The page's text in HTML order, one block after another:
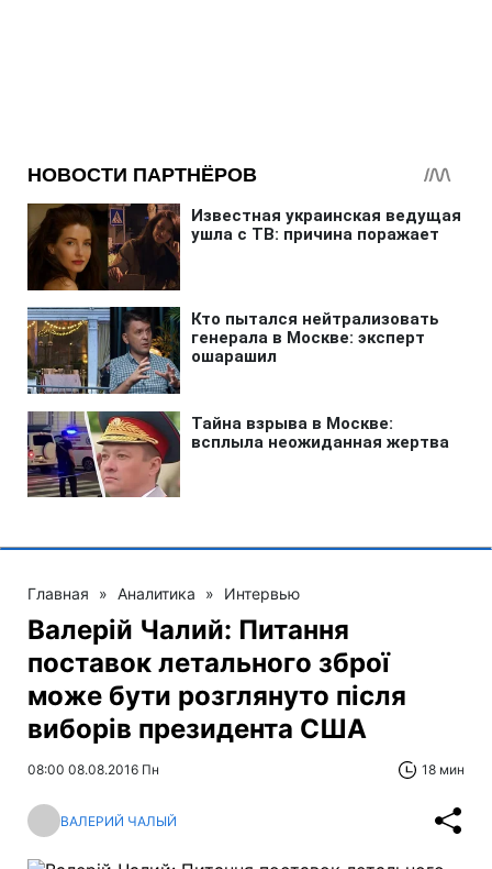
Главная » Аналитика » Интервью
Валерій Чалий: Питання
поставок летального зброї
може бути розглянуто після
виборів президента США
08:00 08.08.2016 Пн 18 мин
ВАЛЕРИЙ ЧАЛЫЙ